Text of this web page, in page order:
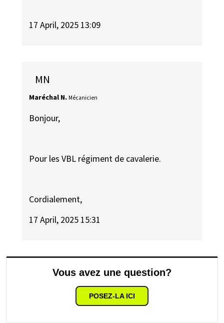
17 April, 2025 13:09
MN
Maréchal N. Mécanicien
Bonjour,
Pour les VBL régiment de cavalerie.
Cordialement,
17 April, 2025 15:31
Vous avez une question?
POSEZ-LA ICI